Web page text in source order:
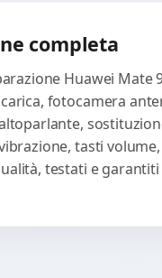
completa
Huawei Mate
fotocamera
tasti
testati e